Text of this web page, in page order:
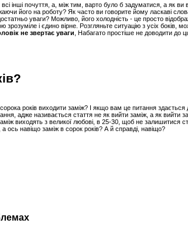
всі інші почуття, а, між тим, варто було б задуматися, а як
його на роботу? Як часто ви говорите йому ласкаві
уваги? Можливо, його холодність - це просто
і єдино вірне. Розгляньте ситуацію з усіх боків,
не звертає уваги , Набагато простіше не доводити до
сорока років виходити заміж? І якщо вам це питання
адже називається стаття не як вийти заміж, а як вийти
виходять з великої любові, в 25-30, щоб не залишитися
ось навіщо заміж в сорок років? А й справді, навіщо?